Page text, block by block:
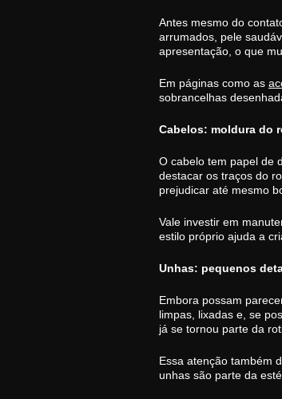
Antes mesmo do
arrumados, pele
apresentação, o que
Em páginas como as
sobrancelhas
Cabelos: moldura do
O cabelo tem papel de
destacar os traços do
prejudicar até mesmo
Vale investir em
estilo próprio ajuda a
Unhas: pequenos
Embora possam
limpas, lixadas e, se
já se tornou parte da
Essa atenção também
unhas são parte da